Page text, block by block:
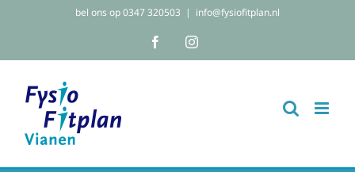
bel ons op 0347 320503 | info@fysiofitplan.nl
FacebookInstagram